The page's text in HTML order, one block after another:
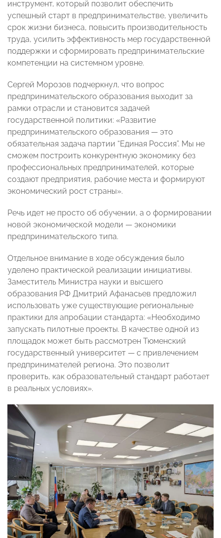
инструмент, который позволит обеспечить
успешный старт в предпринимательстве, увеличить
срок жизни бизнеса, повысить производительность
труда, усилить эффективность мер государственной
поддержки и сформировать предпринимательские
компетенции на системном уровне.
Сергей Морозов подчеркнул, что вопрос
предпринимательского образования выходит за
рамки отрасли и становится задачей
государственной политики: «Развитие
предпринимательского образования — это
обязательная задача партии “Единая Россия”. Мы не
сможем построить конкурентную экономику без
профессиональных предпринимателей, которые
создают предприятия, рабочие места и формируют
экономический рост страны».
Речь идет не просто об обучении, а о формировании
новой экономической модели — экономики
предпринимательского типа.
Отдельное внимание в ходе обсуждения было
уделено практической реализации инициативы.
Заместитель Министра науки и высшего
образования РФ Дмитрий Афанасьев предложил
использовать уже существующие региональные
практики для апробации стандарта: «Необходимо
запускать пилотные проекты. В качестве одной из
площадок может быть рассмотрен Тюменский
государственный университет — с привлечением
предпринимателей региона. Это позволит
проверить, как образовательный стандарт работает
в реальных условиях».